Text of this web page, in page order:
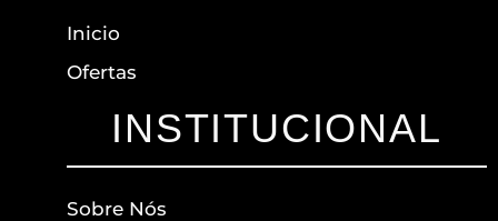
Inicio
Ofertas
INSTITUCIONAL
Sobre Nós